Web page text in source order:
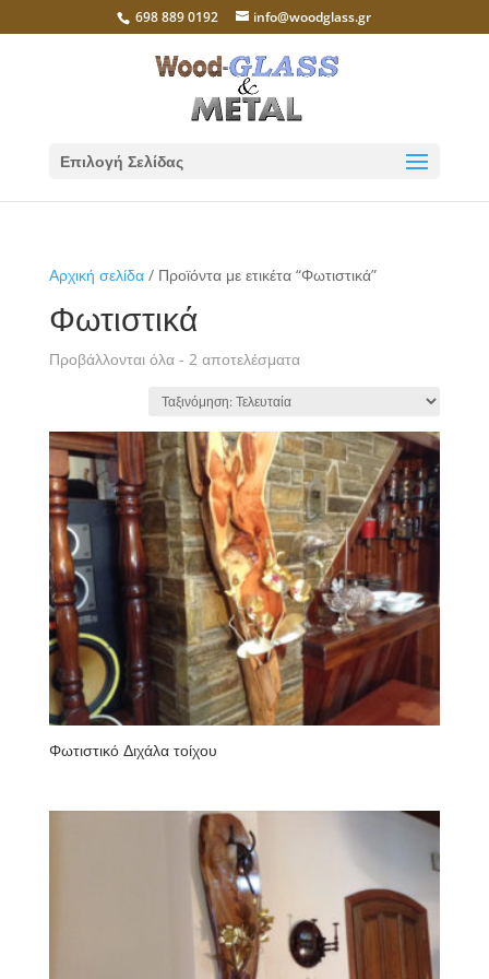
698 889 0192 info@woodglass.gr
Επιλογή Σελίδας
Αρχική σελίδα/ Προϊόντα με ετικέτα “Φωτιστικά”
Φωτιστικά
Προβάλλονται όλα - 2 αποτελέσματαSorted
Φωτιστικό Διχάλα τοίχου